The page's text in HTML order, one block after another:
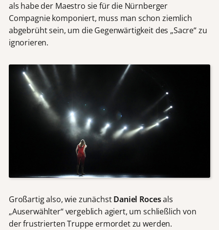
als habe der Maestro sie für die Nürnberger
Compagnie komponiert, muss man schon ziemlich
abgebrüht sein, um die Gegenwärtigkeit des „Sacre“ zu
ignorieren.
Großartig also, wie zunächstDaniel Rocesals
„Auserwählter“ vergeblich agiert, um schließlich von
der frustrierten Truppe ermordet zu werden.